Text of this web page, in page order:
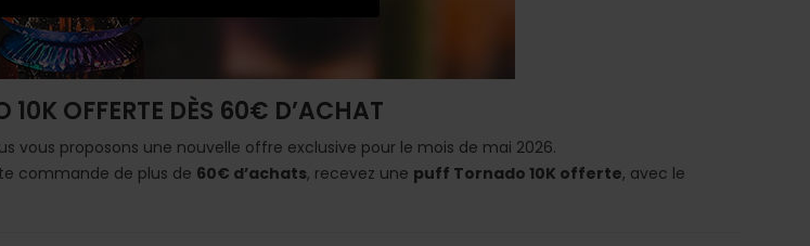
OFFERTE DÈS 60€ D’ACHAT
vous proposons une nouvelle offre exclusive pour le mois de mai 2026.
commande de plus de 60€ d’achats, recevez une puff Tornado 10K offerte, avec le